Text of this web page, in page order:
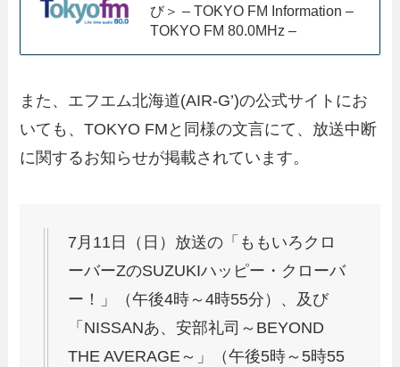
び＞ – TOKYO FM Information –
TOKYO FM 80.0MHz –
また、エフエム北海道(AIR-G’)の公式サイトにお
いても、TOKYO FMと同様の文言にて、放送中断
に関するお知らせが掲載されています。
7月11日（日）放送の「ももいろクロ
ーバーZのSUZUKIハッピー・クローバ
ー！」（午後4時～4時55分）、及び
「NISSANあ、安部礼司～BEYOND
THE AVERAGE～」（午後5時～5時55